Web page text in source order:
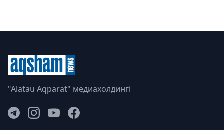
"Alatau Aqparat" медиахолдингі